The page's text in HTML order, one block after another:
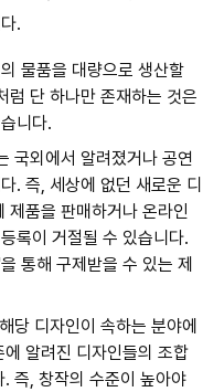
.
물품을 대량으로 생산할
럼 단 하나만 존재하는 것은
니다.
국외에서 알려졌거나 공연
. 즉, 세상에 없던 새로운 디
제품을 판매하거나 온라인
록이 거절될 수 있습니다.
통해 구제받을 수 있는 제
해당 디자인이 속하는 분야에
알려진 디자인들의 조합
즉, 창작의 수준이 높아야